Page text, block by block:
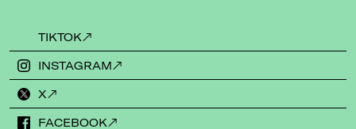
TIKTOK
INSTAGRAM
X
FACEBOOK